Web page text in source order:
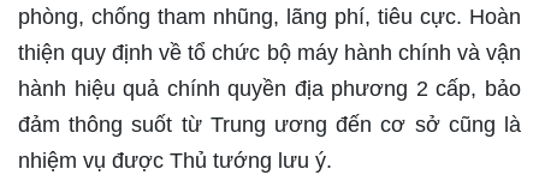
phòng, chống tham nhũng, lãng phí, tiêu cực. Hoàn
thiện quy định về tổ chức bộ máy hành chính và vận
hành hiệu quả chính quyền địa phương 2 cấp, bảo
đảm thông suốt từ Trung ương đến cơ sở cũng là
nhiệm vụ được Thủ tướng lưu ý.